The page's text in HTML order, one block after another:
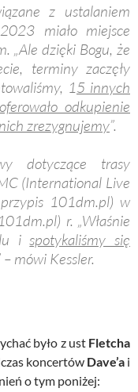
z ustalaniem
miało miejsce
„Ale dzięki Bogu, że
terminy zaczęły
15 innych
odkupienie
zrezygnujemy”.
dotyczące trasy
(International Live
101dm.pl) w
r. „Właśnie
ispotykaliśmy się
– mówi Kessler.
było z ust Fletcha
koncertów Dave’a i
o tym poniżej: